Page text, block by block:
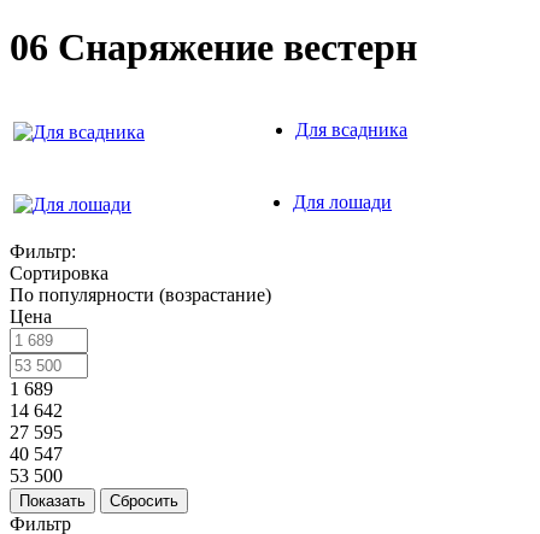
06 Снаряжение вестерн
Для всадника
Для лошади
Фильтр:
Сортировка
По популярности (возрастание)
Цена
1 689
14 642
27 595
40 547
53 500
Показать Сбросить
Фильтр